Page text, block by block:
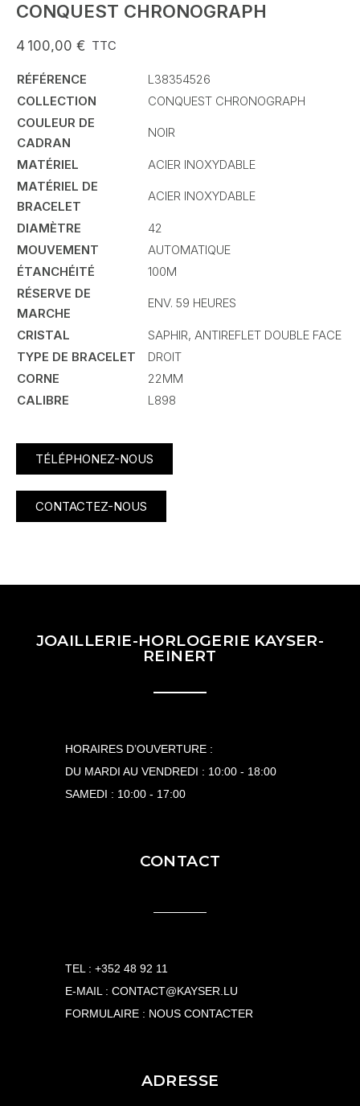
CONQUEST CHRONOGRAPH
4 100,00 € TTC
RÉFÉRENCE
L38354526
COLLECTION
CONQUEST CHRONOGRAPH
COULEUR DE
CADRAN
NOIR
MATÉRIEL
ACIER INOXYDABLE
MATÉRIEL DE
BRACELET
ACIER INOXYDABLE
DIAMÈTRE
42
MOUVEMENT
AUTOMATIQUE
ÉTANCHÉITÉ
100M
RÉSERVE DE
MARCHE
ENV. 59 HEURES
CRISTAL
SAPHIR, ANTIREFLET DOUBLE FACE
TYPE DE BRACELET
DROIT
CORNE
22MM
CALIBRE
L898
TÉLÉPHONEZ-NOUS
CONTACTEZ-NOUS
JOAILLERIE-HORLOGERIE KAYSER-
REINERT
HORAIRES D’OUVERTURE :
DU MARDI AU VENDREDI : 10:00 - 18:00
SAMEDI : 10:00 - 17:00
CONTACT
TEL :+352 48 92 11
E-MAIL :CONTACT@KAYSER.LU
FORMULAIRE : NOUS CONTACTER
ADRESSE